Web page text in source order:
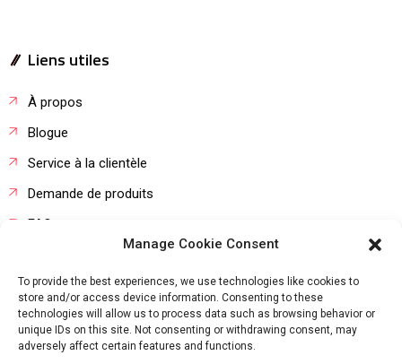
Manage Cookie Consent
To provide the best experiences, we use technologies like cookies to
store and/or access device information. Consenting to these
technologies will allow us to process data such as browsing behavior or
unique IDs on this site. Not consenting or withdrawing consent, may
adversely affect certain features and functions.
Liens utiles
À propos
Blogue
Service à la clientèle
Demande de produits
FAQ
Copyright © 2022Agro Equipement. All rights reserved.